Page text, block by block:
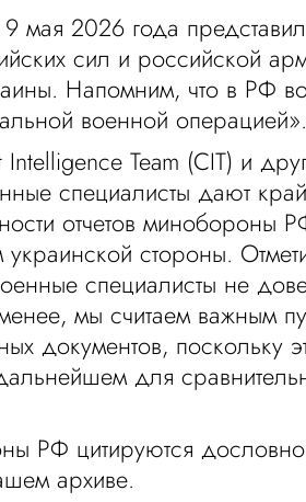
2026 года
сил и российской
Напомним, что в РФ
военной операцией».
Team (CIT) и
специалисты дают
отчетов минобороны
стороны.
специалисты не
мы считаем важным
документов, поскольку
для
РФ цитируются
архиве.